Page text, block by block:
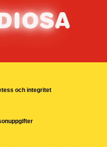
IOSA
och integritet